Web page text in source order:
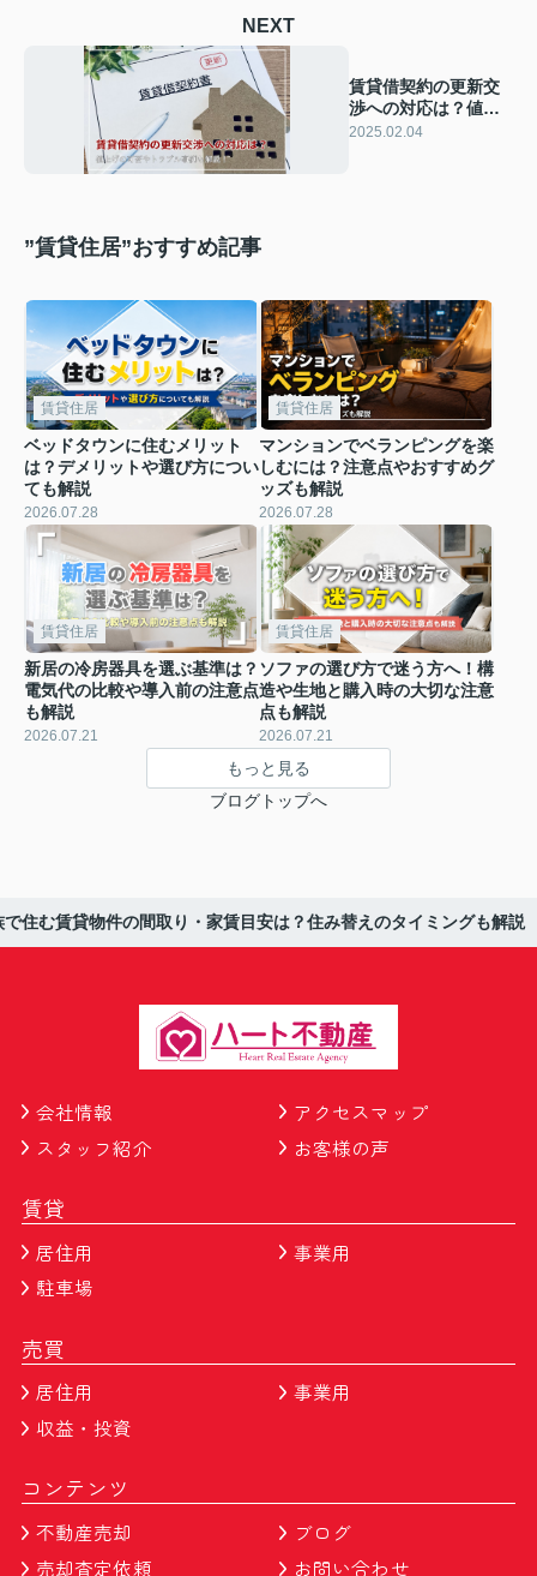
NEXT
賃貸借契約の更新交
渉への対応は？値上
げの可否やトラブル
2025.02.04
”賃貸住居”おすすめ記事
賃貸住居
ベッドタウンに住むメリット
は？デメリットや選び方につい
ても解説
2026.07.28
賃貸住居
マンションでベランピングを楽
しむには？注意点やおすすめグ
ッズも解説
2026.07.28
賃貸住居
新居の冷房器具を選ぶ基準は？
電気代の比較や導入前の注意点
も解説
2026.07.21
賃貸住居
ソファの選び方で迷う方へ！構
造や生地と購入時の大切な注意
点も解説
2026.07.21
もっと見る
ブログトップへ
で住む賃貸物件の間取り・家賃目安は？住み替えのタイミングも解説
会社情報
アクセスマップ
スタッフ紹介
お客様の声
賃貸
居住用
事業用
駐車場
売買
居住用
事業用
収益・投資
コンテンツ
不動産売却
ブログ
売却査定依頼
お問い合わせ